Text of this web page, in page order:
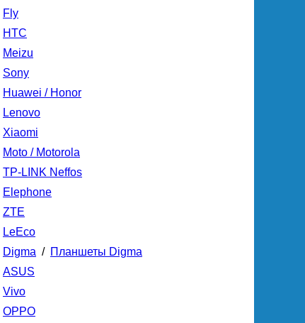
Fly
HTC
Meizu
Sony
Huawei / Honor
Lenovo
Xiaomi
Moto / Motorola
TP-LINK Neffos
Elephone
ZTE
LeEco
Digma / Планшеты Digma
ASUS
Vivo
OPPO